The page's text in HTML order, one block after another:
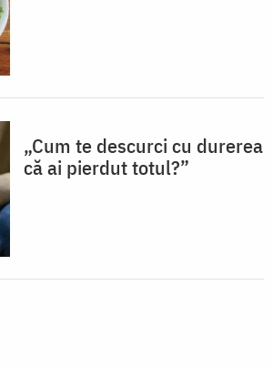
„Cum te descurci cu durerea
că ai pierdut totul?”